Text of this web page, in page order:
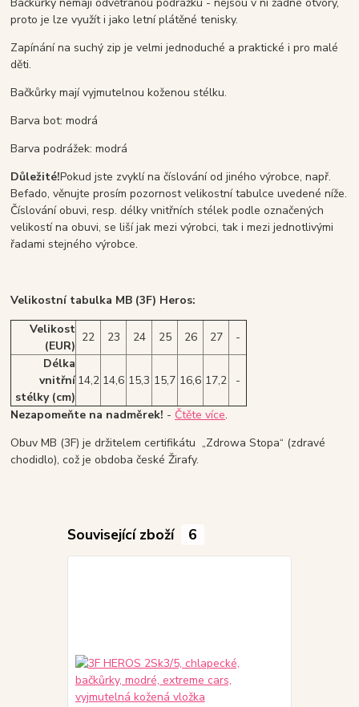
proto je lze využít i jako letní plátěné tenisky.
Zapínání na suchý zip je velmi jednoduché a praktické i pro malé
děti.
Bačkůrky mají vyjmutelnou koženou stélku.
Barva bot: modrá
Barva podrážek: modrá
Důležité!Pokud jste zvyklí na číslování od jiného výrobce, např.
Befado, věnujte prosím pozornost velikostní tabulce uvedené níže.
Číslování obuvi, resp. délky vnitřních stélek podle označených
velikostí na obuvi, se liší jak mezi výrobci, tak i mezi jednotlivými
řadami stejného výrobce.
Velikostní tabulka MB (3F) Heros:
Velikost
(EUR)
22 23 24 25 26 27
-
Délka
vnitřní
stélky (cm)
14,2 14,6 15,3 15,7 16,6 17,2 -
Nezapomeňte na nadměrek! - Čtěte více.
Obuv MB (3F) je držitelem certifikátu „Zdrowa Stopa“ (zdravé
chodidlo), což je obdoba české Žirafy.
Související zboží 6